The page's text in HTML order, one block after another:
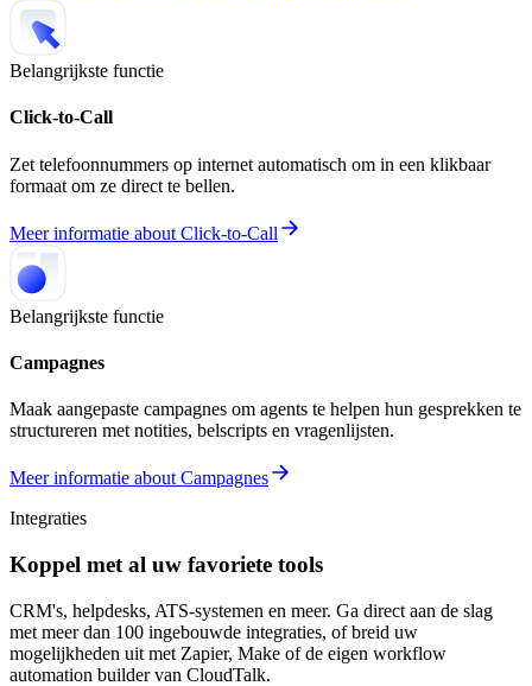
Belangrijkste functie
Click-to-Call
Zet telefoonnummers op internet automatisch om in een klikbaar
formaat om ze direct te bellen.
Meer informatie about Click-to-Call
Belangrijkste functie
Campagnes
Maak aangepaste campagnes om agents te helpen hun gesprekken te
structureren met notities, belscripts en vragenlijsten.
Meer informatie about Campagnes
Integraties
Koppel met al uw favoriete tools
CRM's, helpdesks, ATS-systemen en meer. Ga direct aan de slag
met meer dan 100 ingebouwde integraties, of breid uw
mogelijkheden uit met Zapier, Make of de eigen workflow
automation builder van CloudTalk.